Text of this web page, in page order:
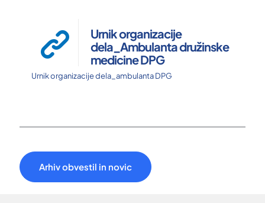
Urnik organizacije
dela_Ambulanta družinske
medicine DPG
Urnik organizacije dela_ambulanta DPG
Arhiv obvestil in novic